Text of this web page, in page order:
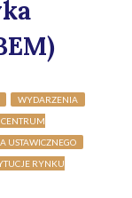
WYDARZENIA
CENTRUM
USTAWICZNEGO
RYNKU